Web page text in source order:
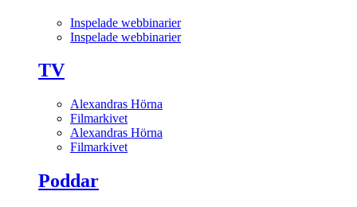
Inspelade webbinarier
Inspelade webbinarier
TV
Alexandras Hörna
Filmarkivet
Alexandras Hörna
Filmarkivet
Poddar